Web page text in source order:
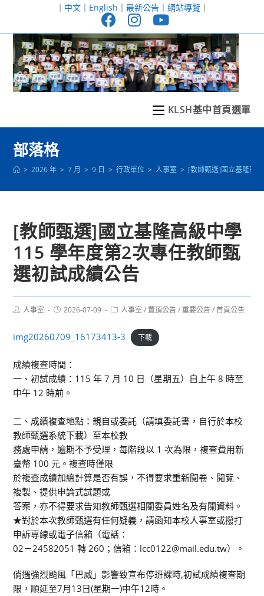
至
｜ 中文｜ English ｜ 最新公告｜ 網站導覽｜
KLSH基中首頁選單
部落格
> 2026 年 > 7 月 > 9 日 > 行政單位 > 人事室 > [教師甄選]國立基隆高
[教師甄選]國立基隆高級中學
115 學年度第2次專任教師甄
選初試成績公告
Post人事室
Post2026-07-09
Post人事室 / 置頂公告 / 重要公告 / 首頁公告
img20260709_16173413-3 下載
成績複查時間：
一、初試成績：115 年 7 月 10 日（星期五）自上午 8 時至
中午 12 時前。
二、成績複查地點：親自或委託（請填委託書，自行於本校
教師甄選系統下載）至本校教
務處申請，逾期不予受理，每階段以 1 次為限，複查費用新
臺幣 100 元。複查時僅限
於複查成績加總計算是否有誤，不得要求重新閱卷、閱覽、
複製、提供申論式試題或
答案，亦不得要求告知教師甄選相關委員姓名及有關資料。
★對於本次教師甄選有任何疑義，請函知本校人事室或撥打
申訴專線或電子信箱（電話：
02－24582051 轉 260；信箱：lcc0122@mail.edu.tw）。
倘遇強烈颱風「巴威」影響致宣布停班課時,初試成績複查期
限，順延至7月13日(星期一)中午12時。